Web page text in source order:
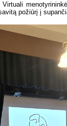
požiūrį į